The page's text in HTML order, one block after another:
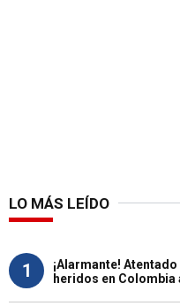
LO MÁS LEÍDO
1
¡Alarmante!
heridos en Colombia